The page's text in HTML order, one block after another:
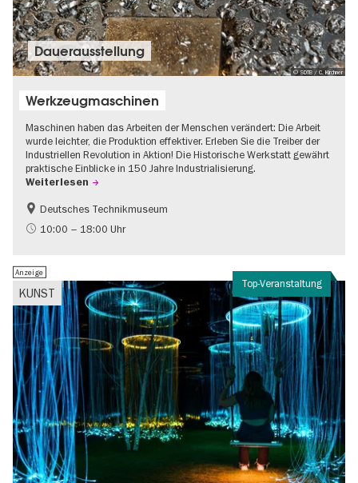
© SDTB / C. Kirchner
Dauer­aus­stel­lung
Werkzeugmaschinen
Maschinen haben das Arbeiten der Menschen verändert: Die Arbeit
wurde leichter, die Produktion effektiver. Erleben Sie die Treiber der
Industriellen Revolution in Aktion! Die Historische Werkstatt gewährt
praktische Einblicke in 150 Jahre Industrialisierung.
Weiterlesen
Geschichte
Deutsches Technikmuseum
10:00 – 18:00 Uhr
Top-Veranstaltung
KUNST
Anzeige